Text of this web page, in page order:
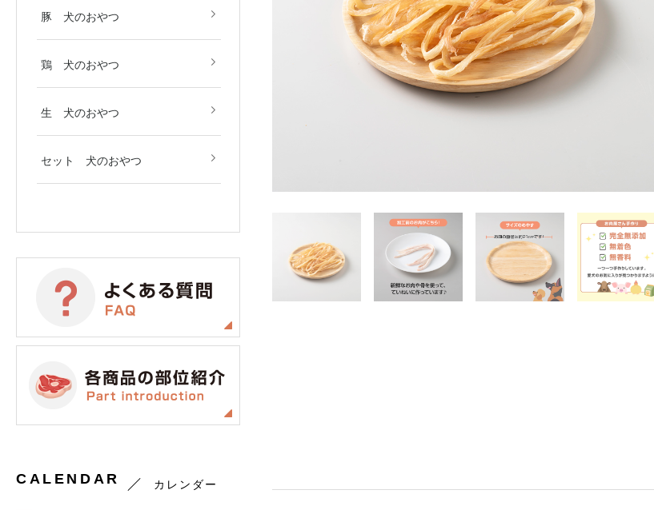
豚 犬のおやつ
鶏 犬のおやつ
生 犬のおやつ
セット 犬のおやつ
CALENDAR カレンダー